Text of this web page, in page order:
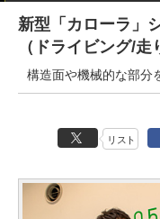
新型「カローラ」
（ドライビング/走
構造面や機械的な部分
リスト